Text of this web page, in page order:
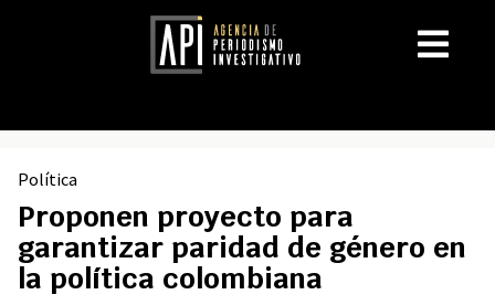
Política
Proponen proyecto para
garantizar paridad de género en
la política colombiana